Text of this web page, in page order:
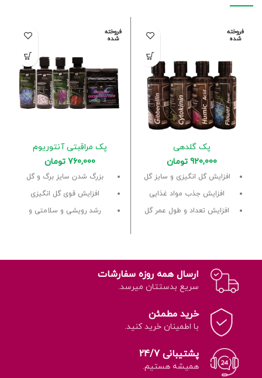
فروخته
شده
پک گلدهی
920,000 تومان
افزایش گل انگیزی و سایز گل
افزایش جذب مواد غذایی
افزایش تعداد و طول عمر گل
فروخته
شده
پک مراقبتی آنتوریوم
760,000 تومان
بزرگ شدن سایز برگ و گل
افزایش قوی گل انگیزی
رشد رویشی و سلامتی و
ارسال همه روزه سفارشات
سریع بدستتان میرسد.
خرید مطمئن
با اطمینان خرید کنید.
پشتیبانی 24/7
همیشه هستیم.